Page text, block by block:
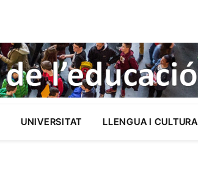
UNIVERSITAT LLENGUA I CULTURA